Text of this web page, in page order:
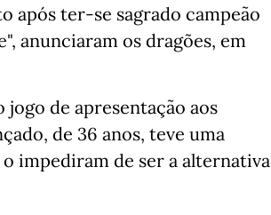
após ter-se sagrado campeão
anunciaram os dragões, em
de apresentação aos
de 36 anos, teve uma
impediram de ser a alternativa